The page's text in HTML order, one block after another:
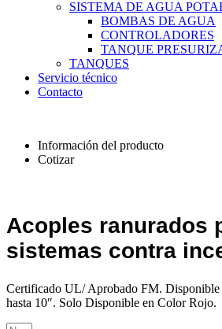
SISTEMA DE AGUA
BOMBAS DE AGUA
CONTROLADORES
TANQUE
TANQUES
Servicio técnico
Contacto
Información del producto
Cotizar
Acoples ranurados
sistemas contra
Certificado UL/ Aprobado FM. Disponible
hasta 10″. Solo Disponible en Color Rojo.